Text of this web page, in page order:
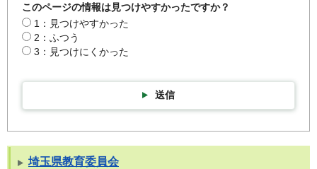
このページの情報は見つけやすかったですか？
1：見つけやすかった
2：ふつう
3：見つけにくかった
送信
埼玉県教育委員会